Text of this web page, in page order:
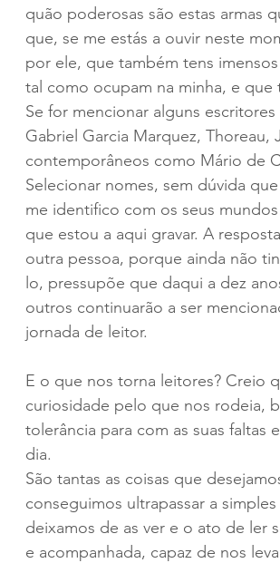
quão poderosas são estas armas
que, se me estás a ouvir neste
por ele, que também tens
tal como ocupam na minha, e
Se for mencionar alguns
Gabriel Garcia Marquez,
contemporâneos como Mário de
Selecionar nomes, sem dúvida
me identifico com os seus
que estou a aqui gravar. A
outra pessoa, porque ainda não
lo, pressupõe que daqui a dez
outros continuarão a ser
jornada de leitor.
E o que nos torna leitores? Creio
curiosidade pelo que nos rodeia,
tolerância para com as suas faltas
dia.
São tantas as coisas que
conseguimos ultrapassar a
deixamos de as ver e o ato de ler
e acompanhada, capaz de nos